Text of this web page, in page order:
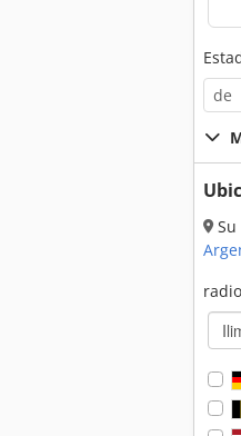
Volvo 5350